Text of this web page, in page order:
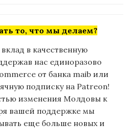
то, что мы делаем?
в качественную
нас единоразово
от банка maib или
подписку на Patreon!
изменения Молдовы к
вашей поддержке мы
еще больше новых и